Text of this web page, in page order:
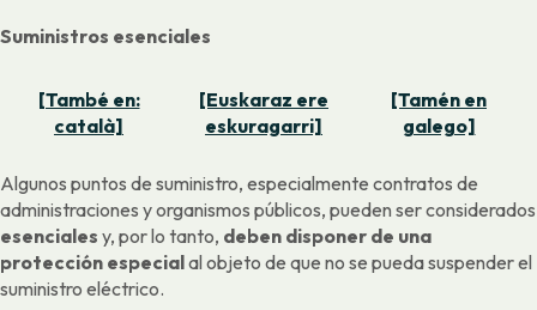
Suministros esenciales
[També en:
català]
[Euskaraz ere
eskuragarri]
[Tamén en
galego]
Algunos puntos de suministro, especialmente contratos de
administraciones y organismos públicos, pueden ser considerados
esenciales y, por lo tanto, deben disponer de una
protección especialal objeto de que no se pueda suspender el
suministro eléctrico.